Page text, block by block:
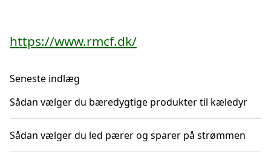
https://www.rmcf.dk/
Seneste indlæg
Sådan vælger du bæredygtige produkter til kæledyr
Sådan vælger du led pærer og sparer på strømmen